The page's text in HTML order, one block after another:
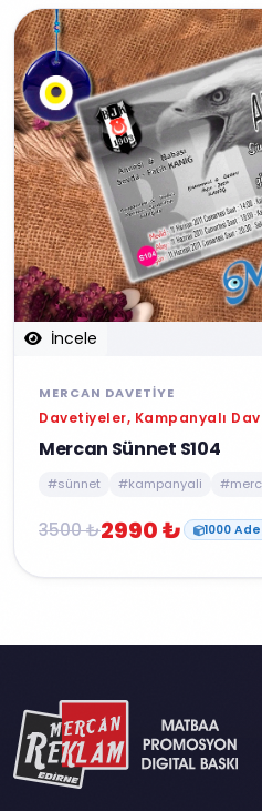
İncele
MERCAN DAVETIYE
Davetiyeler, Kampanyalı
Mercan Sünnet S104
#sünnet #kampanyali
3500 ₺2990 ₺ 1000